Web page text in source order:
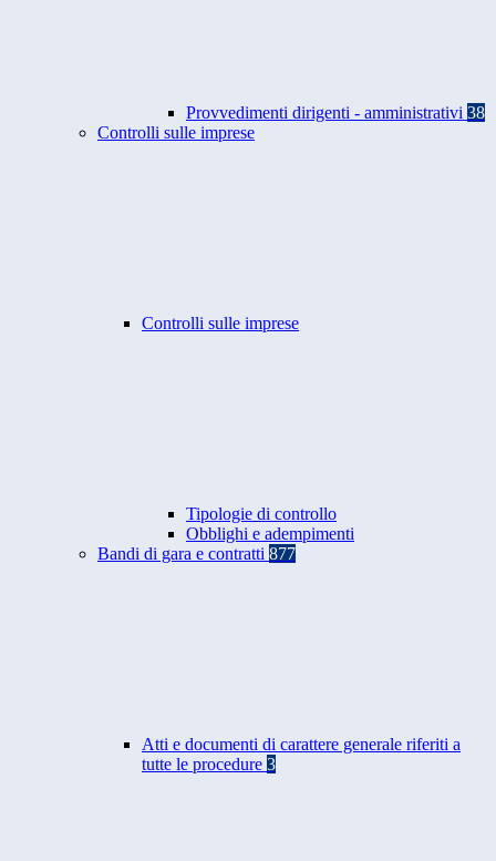
Provvedimenti dirigenti - amministrativi 38
Controlli sulle imprese
Controlli sulle imprese
Tipologie di controllo
Obblighi e adempimenti
Bandi di gara e contratti 877
Atti e documenti di carattere generale riferiti a
tutte le procedure 3